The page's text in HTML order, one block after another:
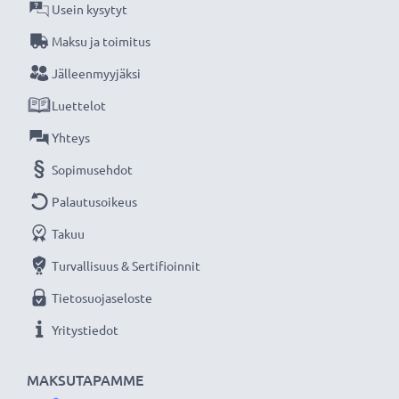
★3 vuoden takuu
Olemme vuonna 2004 perustettu kansainvälinen
siksi tarjoamme 36 kuukauden takuun!
MAKSUTAPAMME
Usein kysytyt
Maksu ja toimitus
Jälleenmyyjäksi
Luettelot
Yhteys
Sopimusehdot
Palautusoikeus
Takuu
Turvallisuus & Sertifioinnit
Tietosuojaseloste
Yritystiedot